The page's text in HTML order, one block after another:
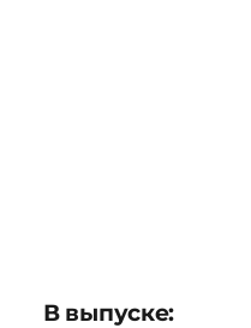
В выпуске: